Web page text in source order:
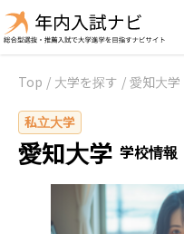
Top / 大学を探す / 愛知大学
私立大学
愛知大学 学校情報